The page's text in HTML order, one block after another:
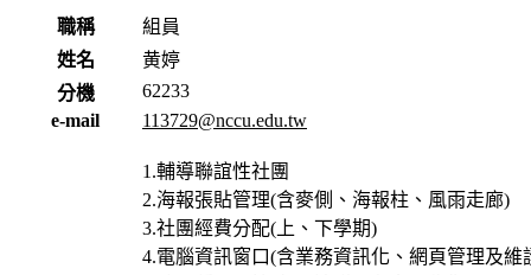
職稱
組員
姓名
黄婷
分機
62233
e-mail
113729@nccu.edu.tw
1.輔導聯誼性社團
2.海報張貼管理(含麥側、海報柱、風雨走廊)
3.社團經費分配(上、下學期)
4.電腦資訊窗口(含業務資訊化、網頁管理及維